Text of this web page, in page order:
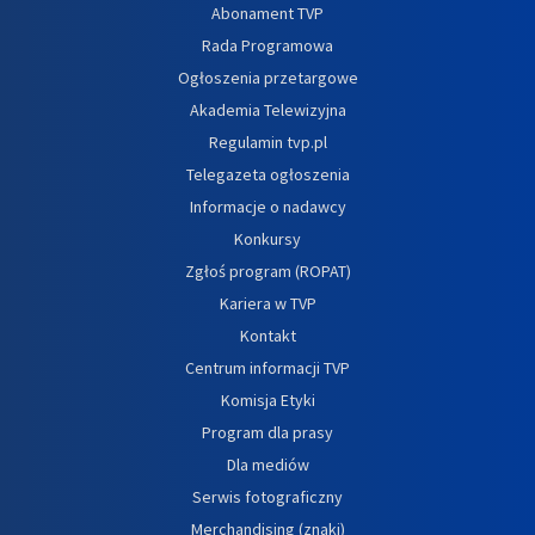
Abonament TVP
Rada Programowa
Ogłoszenia przetargowe
Akademia Telewizyjna
Regulamin tvp.pl
Telegazeta ogłoszenia
Informacje o nadawcy
Konkursy
Zgłoś program (ROPAT)
Kariera w TVP
Kontakt
Centrum informacji TVP
Komisja Etyki
Program dla prasy
Dla mediów
Serwis fotograficzny
Merchandising (znaki)